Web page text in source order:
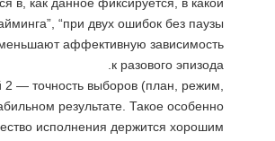
“при двух ошибок без паузы
аффективную зависимость
к разового эпизода.
— точность выборов (план, режим,
результате. Такое особенно
исполнения держится хорошим.